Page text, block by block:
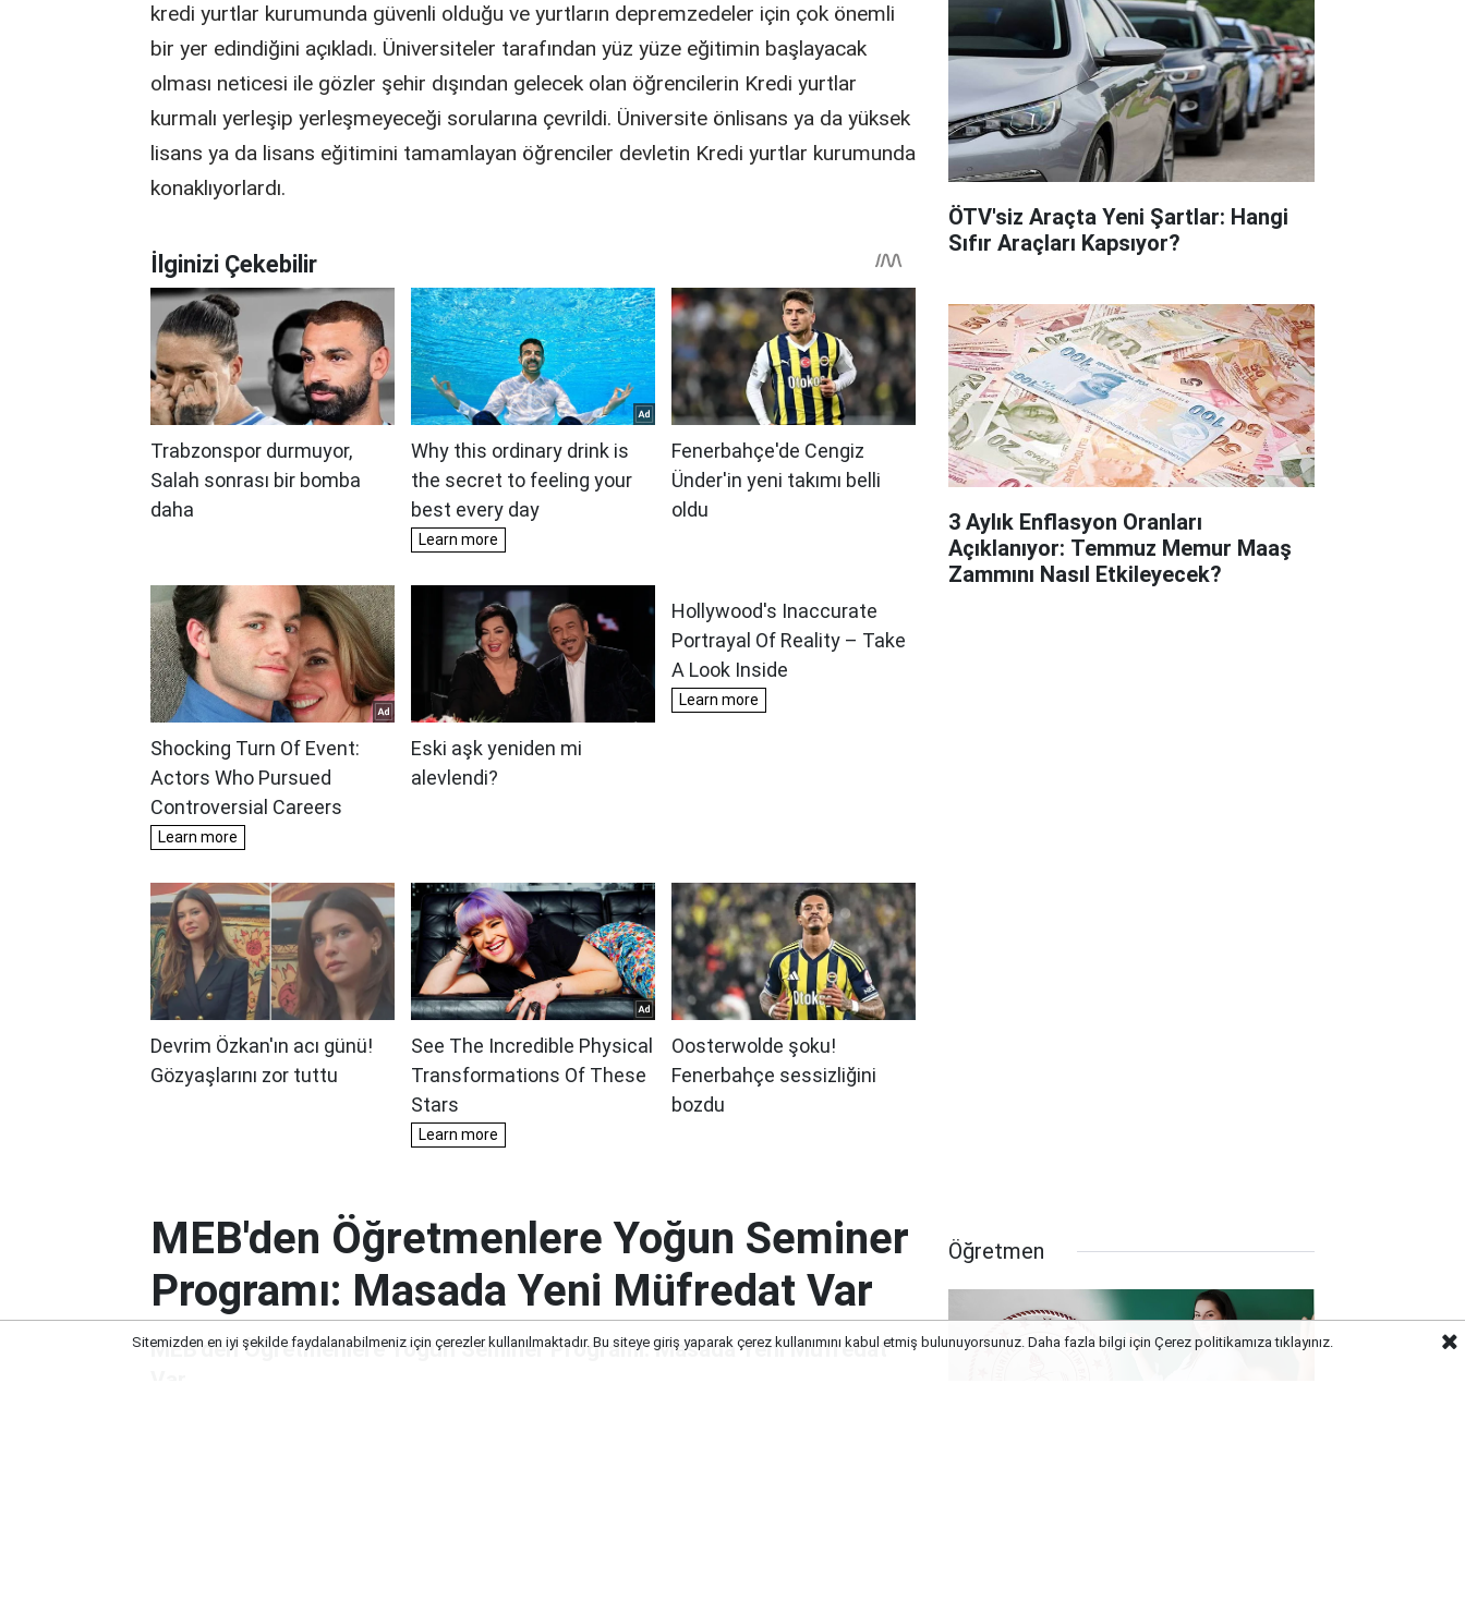
kredi yurtlar kurumunda güvenli olduğu ve yurtların depremzedeler için çok önemli
bir yer edindiğini açıkladı. Üniversiteler tarafından yüz yüze eğitimin başlayacak
olması neticesi ile gözler şehir dışından gelecek olan öğrencilerin Kredi yurtlar
kurmalı yerleşip yerleşmeyeceği sorularına çevrildi. Üniversite önlisans ya da yüksek
lisans ya da lisans eğitimini tamamlayan öğrenciler devletin Kredi yurtlar kurumunda
konaklıyorlardı.
ÖTV'siz Araçta Yeni Şartlar: Hangi
Sıfır Araçları Kapsıyor?
3 Aylık Enflasyon Oranları
Açıklanıyor: Temmuz Memur Maaş
Zammını Nasıl Etkileyecek?
MEB'den Öğretmenlere Yoğun Seminer
Programı: Masada Yeni Müfredat Var
MEB'den Öğretmenlere Yoğun Seminer Programı: Masada Yeni Müfredat
Öğretmen
Sitemizden en iyi şekilde faydalanabilmeniz için çerezler kullanılmaktadır. Bu siteye giriş yaparak çerez kullanımını kabul etmiş bulunuyorsunuz. Daha fazla bilgi için Çerez politikamızatıklayınız.